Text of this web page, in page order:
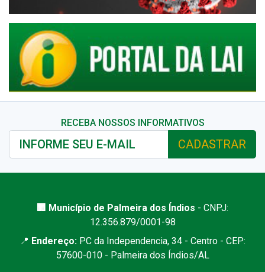
RECEBA NOSSOS INFORMATIVOS
CADASTRAR
🏢 Município de Palmeira dos Índios - CNPJ:
12.356.879/0001-98
📍 Endereço: PC da Independencia, 34 - Centro - CEP:
57600-010 - Palmeira dos Índios/AL